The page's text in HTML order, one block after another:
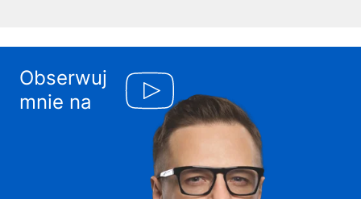
Obserwuj
mnie na